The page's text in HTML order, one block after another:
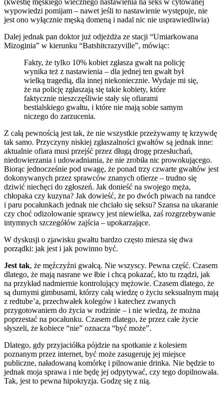
(kwestię męskiego wiecznego nastawienia na seks w cytowanej
wypowiedzi pomijam – nawet jeśli to nastawienie występuje, nie
jest ono wyłącznie męską domeną i nadal nic nie usprawiedliwia)
Dalej jednak pan doktor już odjeżdża ze stacji “Umiarkowana
Mizoginia” w kierunku “Batshitcrazyville”, mówiąc:
Fakty, że tylko 10% kobiet zgłasza gwałt na policję
wynika też z nastawienia – dla jednej ten gwałt był
wielką tragedią, dla innej niekoniecznie. Wydaje mi się,
że na policję zgłaszają się takie kobiety, które
faktycznie nieszczęśliwie stały się ofiarami
bestialskiego gwałtu, i które nie mają sobie samym
niczego do zarzucenia.
Z całą pewnością jest tak, że nie wszystkie przeżywamy tę krzywdę
tak samo. Przyczyny niskiej zgłaszalności gwałtów są jednak inne:
aktualnie ofiara musi przejść przez długą drogę przesłuchań,
niedowierzania i udowadniania, że nie zrobiła nic prowokującego.
Biorąc jednocześnie pod uwagę, że ponad trzy czwarte gwałtów jest
dokonywanych przez sprawców znanych ofierze – trudno się
dziwić niechęci do zgłoszeń. Jak donieść na swojego męża,
chłopaka czy kuzyna? Jak dowieść, że po dwóch piwach na randce
i paru pocałunkach jednak nie chciało się seksu? Szansa na ukaranie
czy choć odizolowanie sprawcy jest niewielka, zaś rozgrzebywanie
intymnych szczegółów zajścia – upokarzające.
W dyskusji o zjawisku gwałtu bardzo często miesza się dwa
porządki: jak jest i jak powinno być.
Jest tak, że męźczyźni gwałcą. Nie wszyscy. Pewna część. Czasem
dlatego, że mają nasrane we łbie i chcą pokazać, kto tu rządzi, jak
na przykład nadmiernie kontrolujący mężowie. Czasem dlatego, że
są durnymi gimbusami, którzy całą wiedzę o życiu seksualnym mają
z redtube’a, przechwałek kolegów i katechez zwanych
przygotowaniem do życia w rodzinie – i nie wiedzą, że można
poprzestać na pocałunku. Czasem dlatego, że przez całe życie
słyszeli, że kobiece “nie” oznacza “być może”.
Dlatego, gdy przyjaciółka pójdzie na spotkanie z kolesiem
poznanym przez internet, być może zasugeruję jej miejsce
publiczne, naładowaną komórkę i pilnowanie drinka. Nie będzie to
jednak moja sprawa i nie będę jej odpytywać, czy tego dopilnowała.
Tak, jest to pewna hipokryzja. Godzę się z nią.